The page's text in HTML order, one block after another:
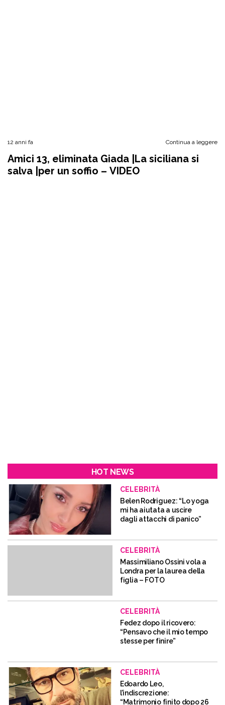
12 anni fa Continua a leggere
Amici 13, eliminata Giada |La siciliana si
salva |per un soffio – VIDEO
HOT NEWS
CELEBRITÀ
Belen Rodriguez: “Lo yoga
mi ha aiutata a uscire
dagli attacchi di panico”
CELEBRITÀ
Massimiliano Ossini vola a
Londra per la laurea della
figlia – FOTO
CELEBRITÀ
Fedez dopo il ricovero:
“Pensavo che il mio tempo
stesse per finire”
CELEBRITÀ
Edoardo Leo,
l’indiscrezione:
“Matrimonio finito dopo 26